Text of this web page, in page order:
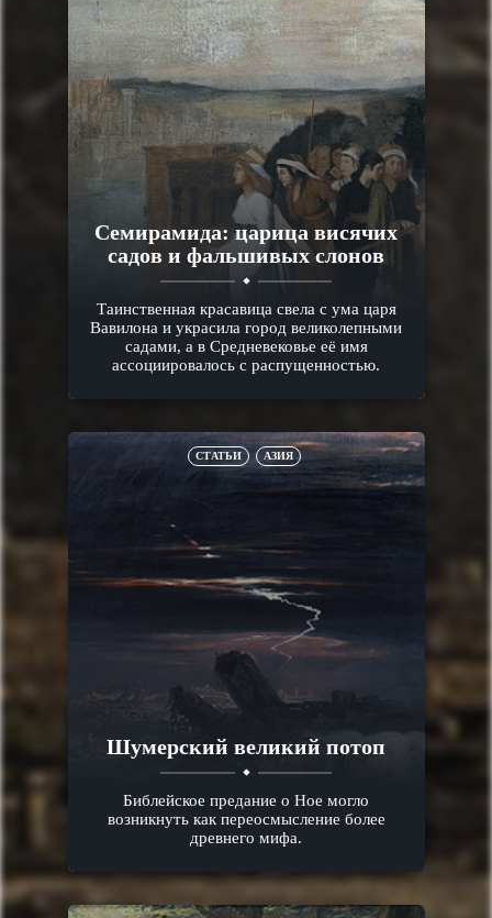
Семирамида: царица висячих
садов и фальшивых слонов
Таинственная красавица свела с ума царя
Вавилона и украсила город великолепными
садами, а в Средневековье её имя
ассоциировалось с распущенностью.
СТАТЬИ АЗИЯ
Шумерский великий потоп
Библейское предание о Ное могло
возникнуть как переосмысление более
древнего мифа.